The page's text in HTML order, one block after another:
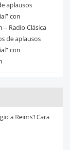
aplausos
con
Radio Clásica
de aplausos
con
a Reims’! Cara